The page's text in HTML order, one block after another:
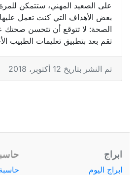
على الصعيد المهني، ستتمكن
بعض الأهداف التي كنت تعمل
الصحة: لا تتوقع أن تتحسن صحتك
تقم بعد بتطبيق تعليمات الطبيب
تم النشر بتاريخ 12 أكتوبر، 2018
ابراج
ابراج اليوم